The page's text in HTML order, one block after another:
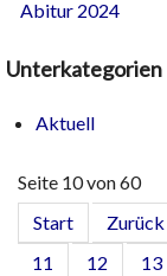
Abitur 2024
Unterkategorien
Aktuell
Seite 10 von 60
Start
Zurück
11
12 13